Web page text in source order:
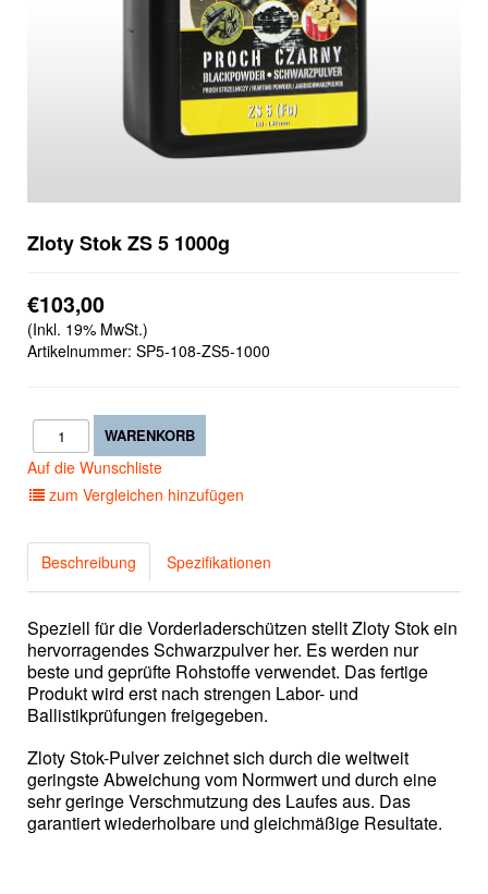
Zloty Stok ZS 5 1000g
€103,00
(Inkl. 19% MwSt.)
Artikelnummer: SP5-108-ZS5-1000
Auf die Wunschliste
zum Vergleichen hinzufügen
Beschreibung Spezifikationen
Speziell für die Vorderladerschützen stellt Zloty Stok ein
hervorragendes Schwarzpulver her. Es werden nur
beste und geprüfte Rohstoffe verwendet. Das fertige
Produkt wird erst nach strengen Labor- und
Ballistikprüfungen freigegeben.
Zloty Stok-Pulver zeichnet sich durch die weltweit
geringste Abweichung vom Normwert und durch eine
sehr geringe Verschmutzung des Laufes aus. Das
garantiert wiederholbare und gleichmäßige Resultate.